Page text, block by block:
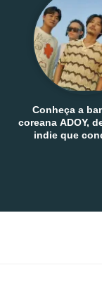
Conheça a
coreana ADOY,
indie que